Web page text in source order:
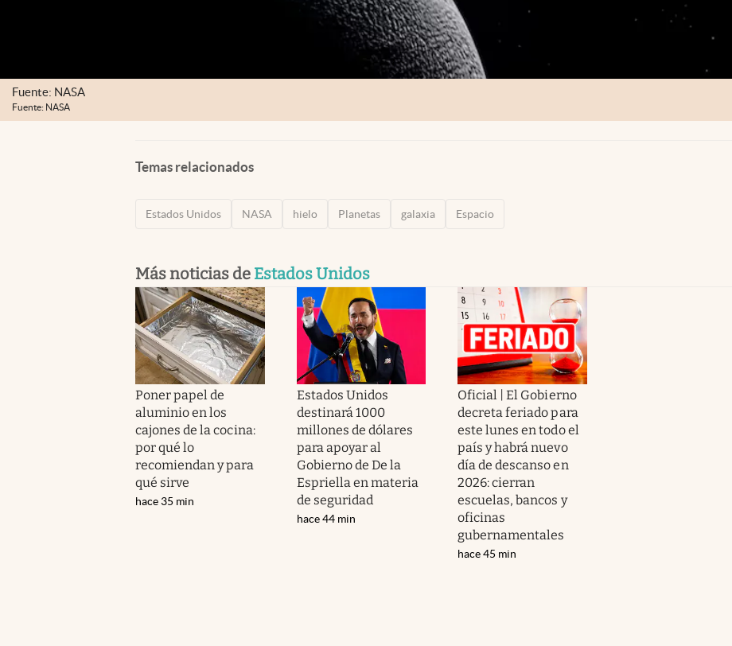
Fuente: NASA
Fuente: NASA
Temas relacionados
Estados Unidos NASA hielo Planetas galaxia Espacio
Más noticias de Estados Unidos
Poner papel de
aluminio en los
cajones de la cocina:
por qué lo
recomiendan y para
qué sirve
hace 35 min
Estados Unidos
destinará 1000
millones de dólares
para apoyar al
Gobierno de De la
Espriella en materia
de seguridad
hace 44 min
Oficial | El Gobierno
decreta feriado para
este lunes en todo el
país y habrá nuevo
día de descanso en
2026: cierran
escuelas, bancos y
oficinas
gubernamentales
hace 45 min